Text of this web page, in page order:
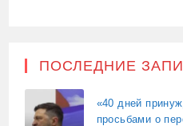
ПОСЛЕДНИЕ
«40 дней
просьбами о